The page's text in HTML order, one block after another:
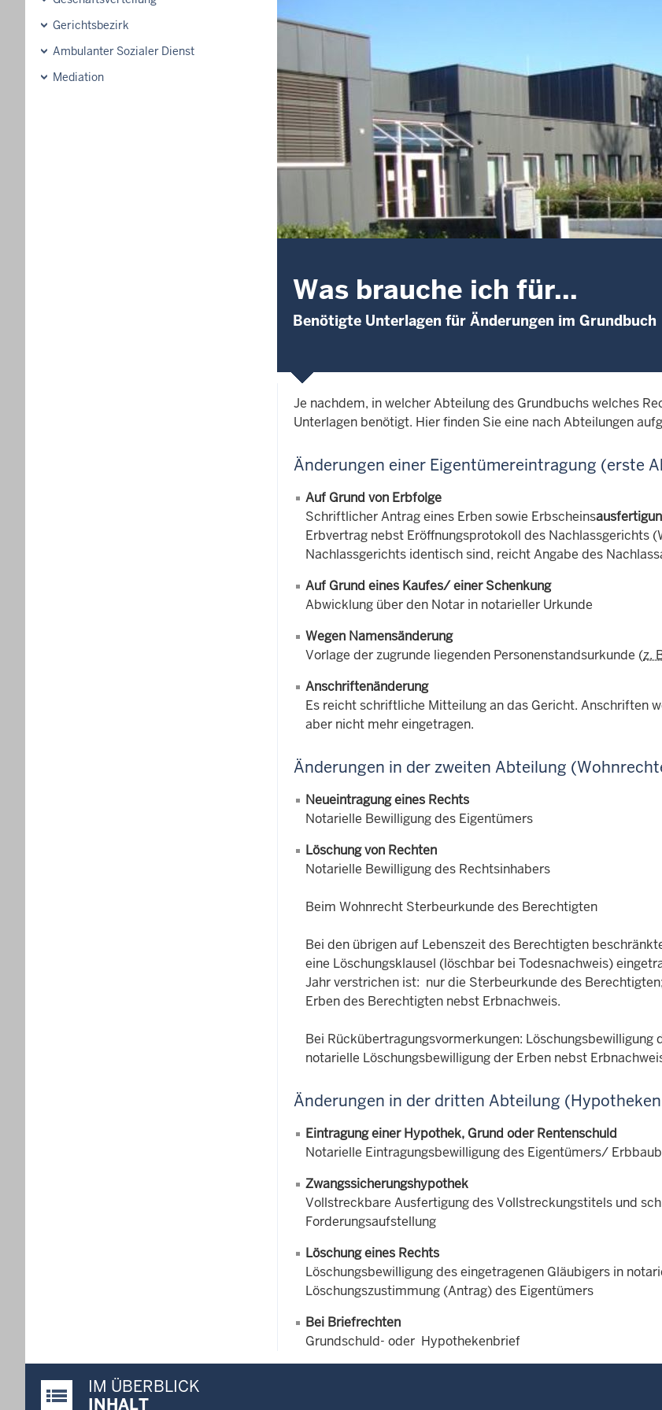
Gerichtsbezirk
Ambulanter Sozialer Dienst
Mediation
Was brauche ich für...
Benötigte Unterlagen für Änderungen im Grundbuch
Je nachdem, in welcher Abteilung des Grundbuchs welches
Unterlagen benötigt. Hier finden Sie eine nach Abteilungen
Änderungen einer Eigentümereintragung (erste
Auf Grund von Erbfolge
Schriftlicher Antrag eines Erben sowie Erbscheins
Erbvertrag nebst Eröffnungsprotokoll des Nachlassgerichts
Nachlassgerichts identisch sind, reicht Angabe des
Auf Grund eines Kaufes/ einer Schenkung
Abwicklung über den Notar in notarieller Urkunde
Wegen Namensänderung
Vorlage der zugrunde liegenden Personenstandsurkunde (z.
Anschriftenänderung
Es reicht schriftliche Mitteilung an das Gericht. Anschriften
aber nicht mehr eingetragen.
Änderungen in der zweiten Abteilung
Neueintragung eines Rechts
Notarielle Bewilligung des Eigentümers
Löschung von Rechten
Notarielle Bewilligung des Rechtsinhabers
Beim Wohnrecht Sterbeurkunde des Berechtigten
Bei den übrigen auf Lebenszeit des Berechtigten
eine Löschungsklausel (löschbar bei Todesnachweis)
Jahr verstrichen ist: nur die Sterbeurkunde des
Erben des Berechtigten nebst Erbnachweis.
Bei Rückübertragungsvormerkungen:
notarielle Löschungsbewilligung der Erben nebst
Änderungen in der dritten Abteilung
Eintragung einer Hypothek, Grund oder Rentenschuld
Notarielle Eintragungsbewilligung des Eigentümers/
Zwangssicherungshypothek
Vollstreckbare Ausfertigung des Vollstreckungstitels und
Forderungsaufstellung
Löschung eines Rechts
Löschungsbewilligung des eingetragenen Gläubigers in
Löschungszustimmung (Antrag) des Eigentümers
Bei Briefrechten
Grundschuld- oder Hypothekenbrief
Justiz-Portal im Überblick:
IM ÜBERBLICK
INHALT